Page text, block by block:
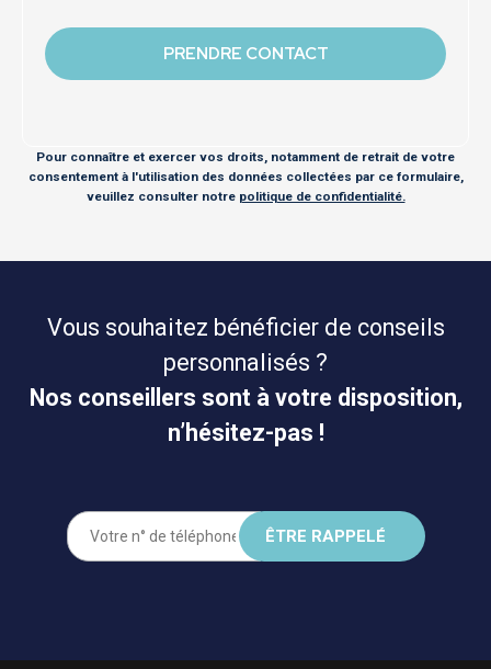
Pour connaître et exercer vos droits, notamment de retrait de votre
consentement à l'utilisation des données collectées par ce formulaire,
veuillez consulter notre politique de confidentialité.
Vous souhaitez bénéficier de conseils
personnalisés ?
Nos conseillers sont à votre disposition,
n’hésitez-pas !